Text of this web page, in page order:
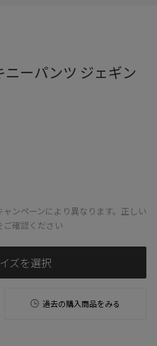
ーパンツ ジェギン
ンペーンにより異なります。正しい
ご確認ください
ズを選択
過去の購入商品をみる